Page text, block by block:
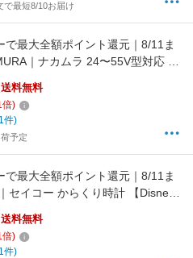
で最短8/10お届け
で最大全額ポイント還元｜8/11ま
｜ナカムラ 24〜55V型対応 テ
WALL A2 ロータイプ ウォールナ
送料無料
倍)
件)
予定
で最大全額ポイント還元｜8/11ま
セイコー からくり時計 【Disney
ニータイム）ミッキー&フレン
ル模様 FW587B [電波自動受信機
送料無料
倍)
件)